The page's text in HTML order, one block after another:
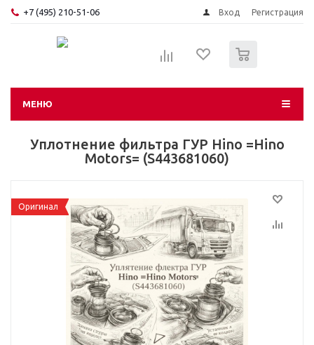
+7 (495) 210-51-06 Вход Регистрация
МЕНЮ
Уплотнение фильтра ГУР Hino =Hino
Motors= (S443681060)
Оригинал